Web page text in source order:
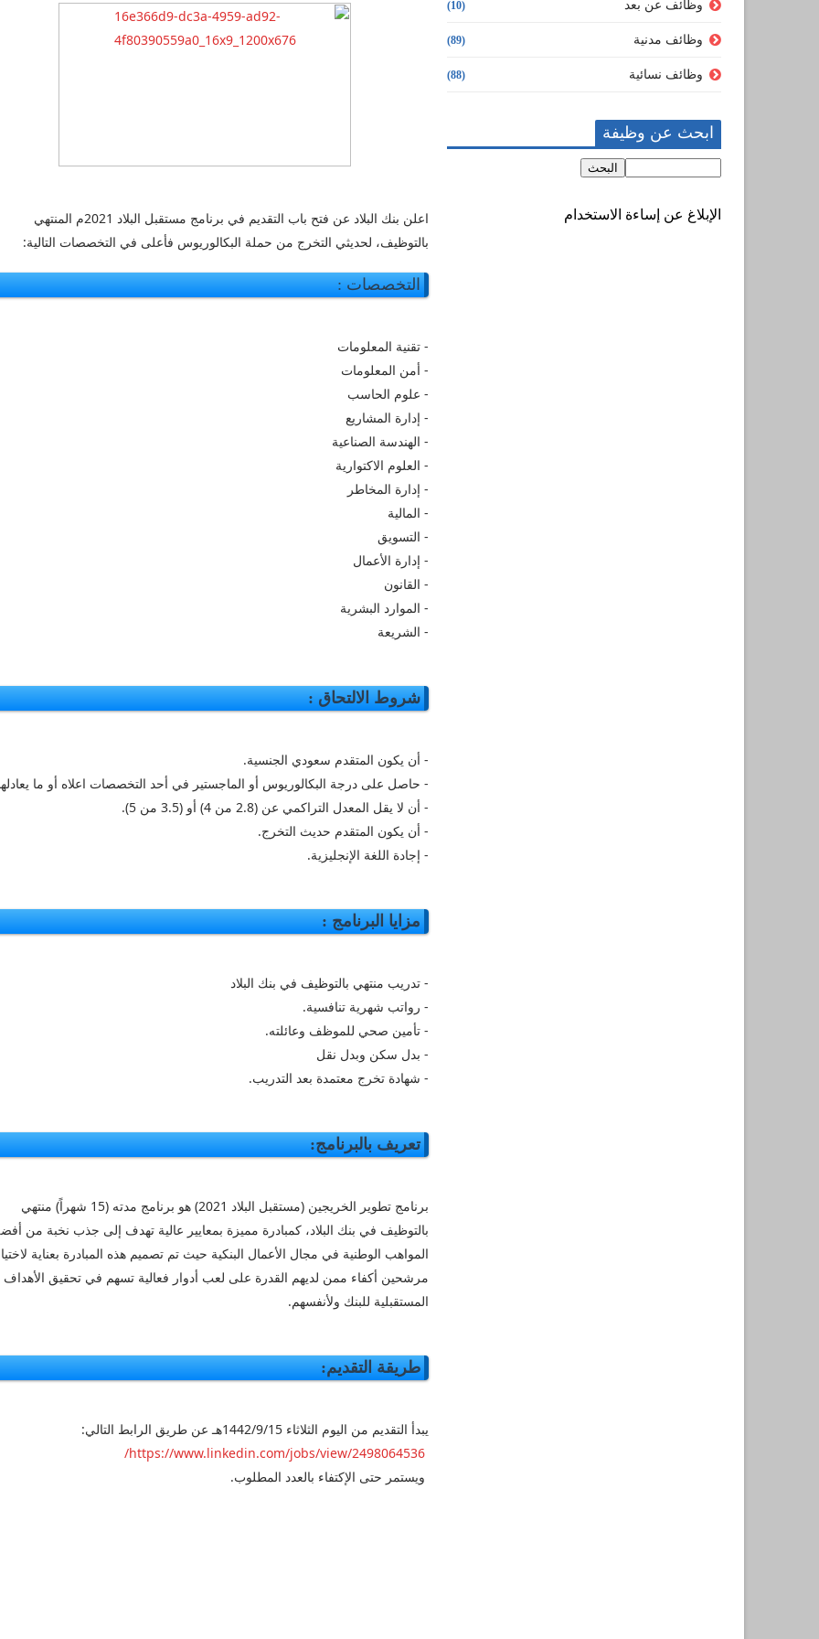
وظائف عن بعد (10)
وظائف مدنية (89)
وظائف نسائية (88)
ابحث عن وظيفة
الإبلاغ عن إساءة الاستخدام
اعلن بنك البلاد عن فتح باب التقديم في برنامج مستقبل البلاد 2021م المنتهي
بالتوظيف، لحديثي التخرج من حملة البكالوريوس فأعلى في التخصصات التالية:
التخصصات :
- تقنية المعلومات
- أمن المعلومات
- علوم الحاسب
- إدارة المشاريع
- الهندسة الصناعية
- العلوم الاكتوارية
- إدارة المخاطر
- المالية
- التسويق
- إدارة الأعمال
- القانون
- الموارد البشرية
- الشريعة
شروط الالتحاق :
- أن يكون المتقدم سعودي الجنسية.
- حاصل على درجة البكالوريوس أو الماجستير في أحد التخصصات اعلاه أو ما
- أن لا يقل المعدل التراكمي عن (2.8 من 4) أو (3.5 من 5).
- أن يكون المتقدم حديث التخرج.
- إجادة اللغة الإنجليزية.
مزايا البرنامج :
- تدريب منتهي بالتوظيف في بنك البلاد
- رواتب شهرية تنافسية.
- تأمين صحي للموظف وعائلته.
- بدل سكن وبدل نقل
- شهادة تخرج معتمدة بعد التدريب.
تعريف بالبرنامج:
برنامج تطوير الخريجين (مستقبل البلاد 2021) هو برنامج مدته (15 شهراً) منتهي
بالتوظيف في بنك البلاد، كمبادرة مميزة بمعايير عالية تهدف إلى جذب نخبة من
المواهب الوطنية في مجال الأعمال البنكية حيث تم تصميم هذه المبادرة بعناية
مرشحين أكفاء ممن لديهم القدرة على لعب أدوار فعالية تسهم في تحقيق الأهداف
المستقبلية للبنك ولأنفسهم.
طريقة التقديم:
يبدأ التقديم من اليوم الثلاثاء 1442/9/15هـ عن طريق الرابط التالي:
ويستمر حتى الإكتفاء بالعدد المطلوب.